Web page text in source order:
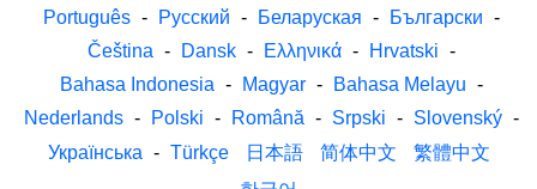
Português - Русский - Беларуская - Български -
Čeština - Dansk - Ελληνικά - Hrvatski -
Bahasa Indonesia - Magyar - Bahasa Melayu -
Nederlands - Polski - Română - Srpski - Slovenský -
Українська - Türkçe 日本語 简体中文
繁體中文